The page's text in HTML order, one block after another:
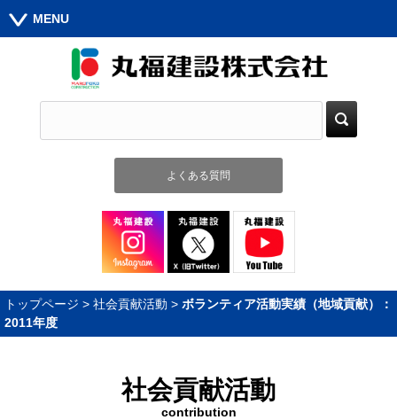
MENU
よくある質問
トップページ > 社会貢献活動 > ボランティア活動実績（地域貢献）：
2011年度
社会貢献活動
contribution